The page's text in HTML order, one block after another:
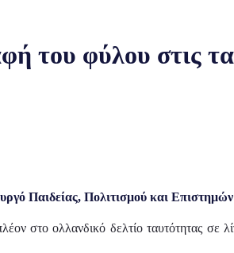
του φύλου στις
Παιδείας, Πολιτισμού και Επιστημών
στο ολλανδικό δελτίο ταυτότητας σε